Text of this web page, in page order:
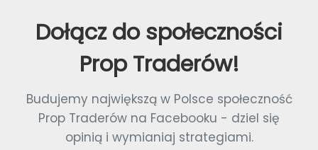
Dołącz do społeczności
Prop Traderów!
Budujemy największą w Polsce społeczność
Prop Traderów na Facebooku - dziel się
opinią i wymianiaj strategiami.